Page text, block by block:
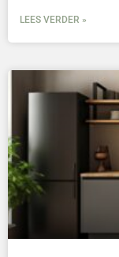
LEES VERDER »